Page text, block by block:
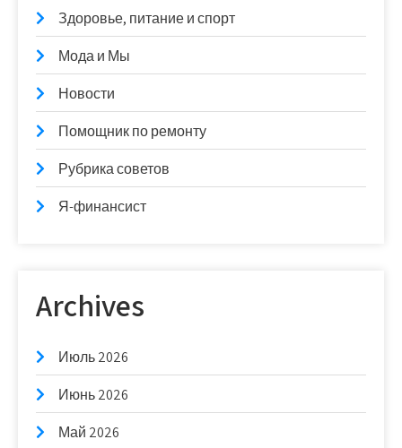
Здоровье, питание и спорт
Мода и Мы
Новости
Помощник по ремонту
Рубрика советов
Я-финансист
Archives
Июль 2026
Июнь 2026
Май 2026